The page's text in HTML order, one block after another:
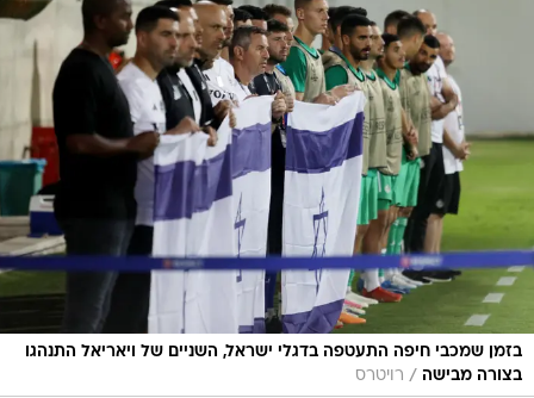
בזמן שמכבי חיפה התעטפה בדגלי ישראל, השניים של ויאריאל התנהגו
בצורה מבישה / רויטרס